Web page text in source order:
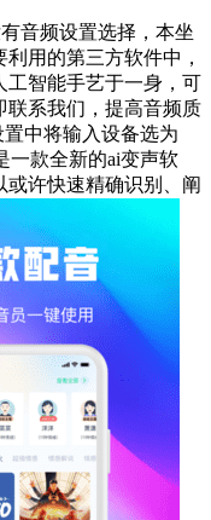
音频设置选择，本坐
用的第三方软件中，
工智能手艺于一身，可
联系我们，提高音频质
中将输入设备选为
一款全新的ai变声软
许快速精确识别、阐